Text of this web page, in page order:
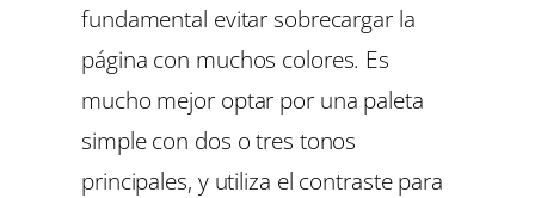
fundamental evitar sobrecargar la
página con muchos colores. Es
mucho mejor optar por una paleta
simple con dos o tres tonos
principales, y utiliza el contraste para